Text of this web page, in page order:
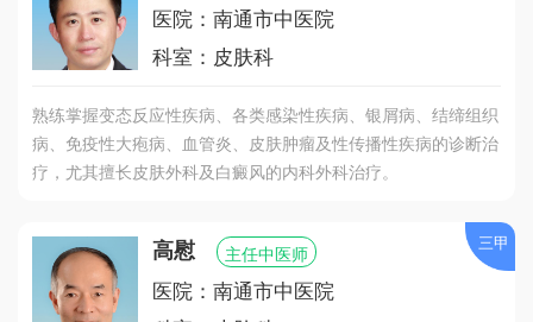
医院：南通市中医院
科室：皮肤科
熟练掌握变态反应性疾病、各类感染性疾病、银屑病、结缔组织
病、免疫性大疱病、血管炎、皮肤肿瘤及性传播性疾病的诊断治
疗，尤其擅长皮肤外科及白癜风的内科外科治疗。
高慰 主任中医师
医院：南通市中医院
三甲